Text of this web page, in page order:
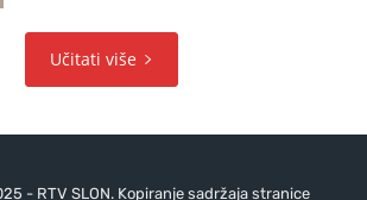
Učitati više
- RTV SLON. Kopiranje sadržaja stranice